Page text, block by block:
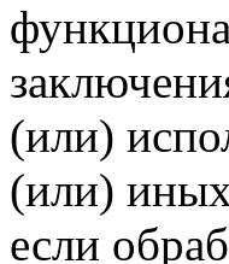
(или)
(или)
если